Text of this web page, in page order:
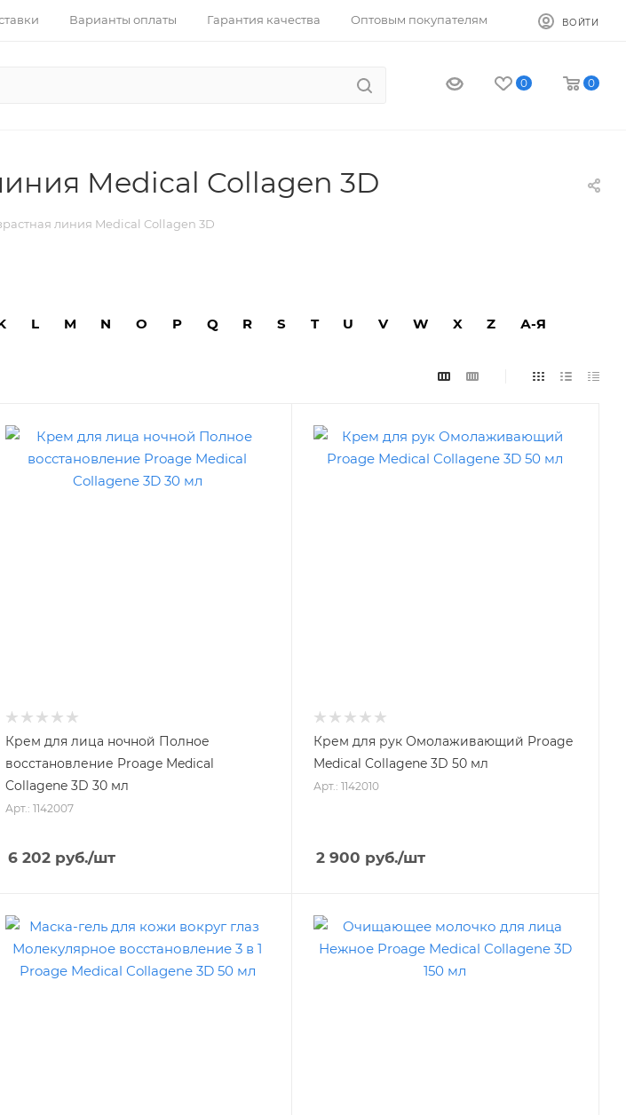
Варианты оплаты Гарантия качества Оптовым покупателям ВОЙТИ
0 0
Medical Collagen 3D
линия Medical Collagen 3D
L M N O P Q R S T U V W X Z А-Я
Крем для лица ночной Полное
восстановление Proage Medical
Collagene 3D 30 мл
Арт.: 1142007
6 202 руб./шт
Крем для рук Омолаживающий Proage
Medical Collagene 3D 50 мл
Арт.: 1142010
2 900 руб./шт